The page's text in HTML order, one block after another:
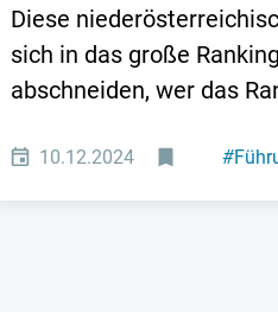
Diese
sich in das große
abschneiden, wer das
10.12.2024 #